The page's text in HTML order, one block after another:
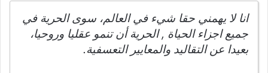
انا لا يهمني حقا شيء في العالم، سوى الحرية في
جميع اجزاء الحياة , الحرية أن تنمو عقليا وروحيا،
بعيدا عن التقاليد والمعايير التعسفية.